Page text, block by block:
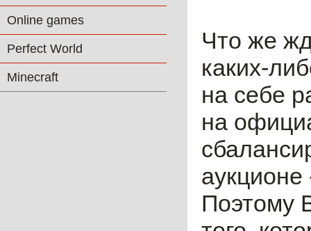
Online games
Perfect World
Minecraft
Что же
каких-
на себе
на
аукционе
Поэтому